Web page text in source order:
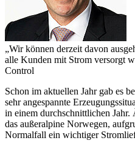
„Wir können derzeit davon
alle Kunden mit Strom versorgt
Control
Schon im aktuellen Jahr gab es
sehr angespannte
in einem durchschnittlichen
das außeralpine Norwegen,
Normalfall ein wichtiger